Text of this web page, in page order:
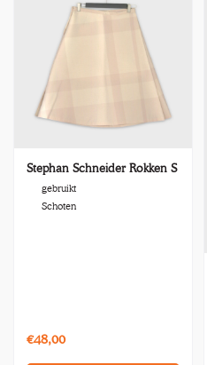
Stephan Schneider Rokken S
gebruikt
Schoten
€48,00